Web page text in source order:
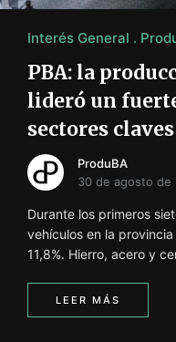
Interés General
PBA: la
lideró un
sectores
ProduBA
30 de agosto de
Durante los primeros
vehículos en la
11,8%. Hierro, acero y
LEER MÁS